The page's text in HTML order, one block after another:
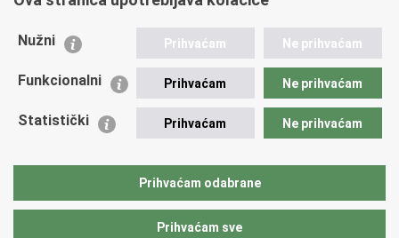
Ministarstvo unutarnjih poslova
Udruge
Policijska akademija
Zaklada policijske solidarnosti
Vučetić"
Nužni Prihvaćam Ne prihvaćam
Funkcionalni Prihvaćam Ne prihvaćam
Statistički Prihvaćam Ne prihvaćam
Prihvaćam odabrane
Prihvaćam sve